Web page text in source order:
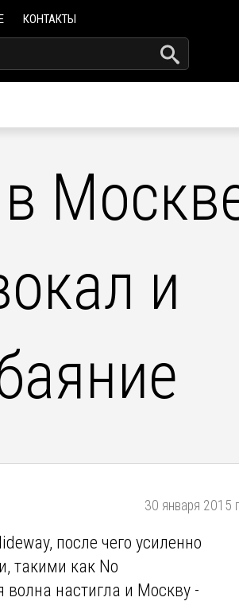
КОНТАКТЫ
и
30 января 2015
после чего усиленно
такими как No
настигла и Москву -